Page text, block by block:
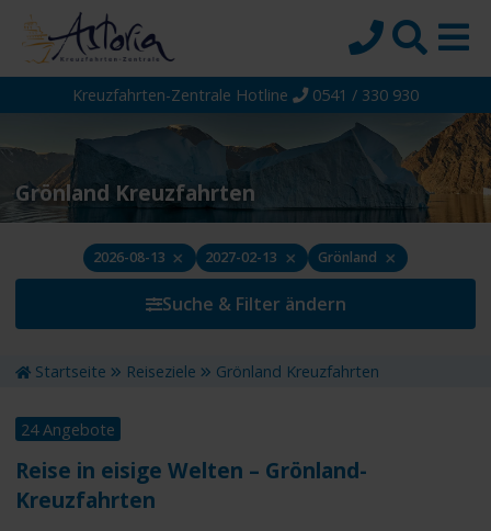
Startseite
Top-Angebote
Reiseziele
Themen
Reedereien
Suche
Kreuzfahrten-Zentrale Hotline 0541 / 330 930
Grönland Kreuzfahrten
Suche & Filter ändern
2026-08-13 × 2027-02-13 × Grönland ×
Startseite Reiseziele Grönland Kreuzfahrten
24 Angebote
Reise in eisige Welten – Grönland-
Kreuzfahrten